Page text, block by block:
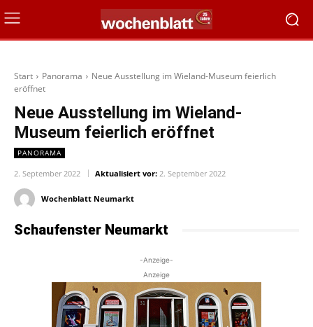
Start Panorama
Neue Ausstellung im Wieland-Museum feierlich
eröffnet
Neue Ausstellung im Wieland-
Museum feierlich eröffnet
PANORAMA
2. September 2022 Aktualisiert vor: 2. September 2022
Wochenblatt Neumarkt
Schaufenster Neumarkt
-Anzeige-
Anzeige